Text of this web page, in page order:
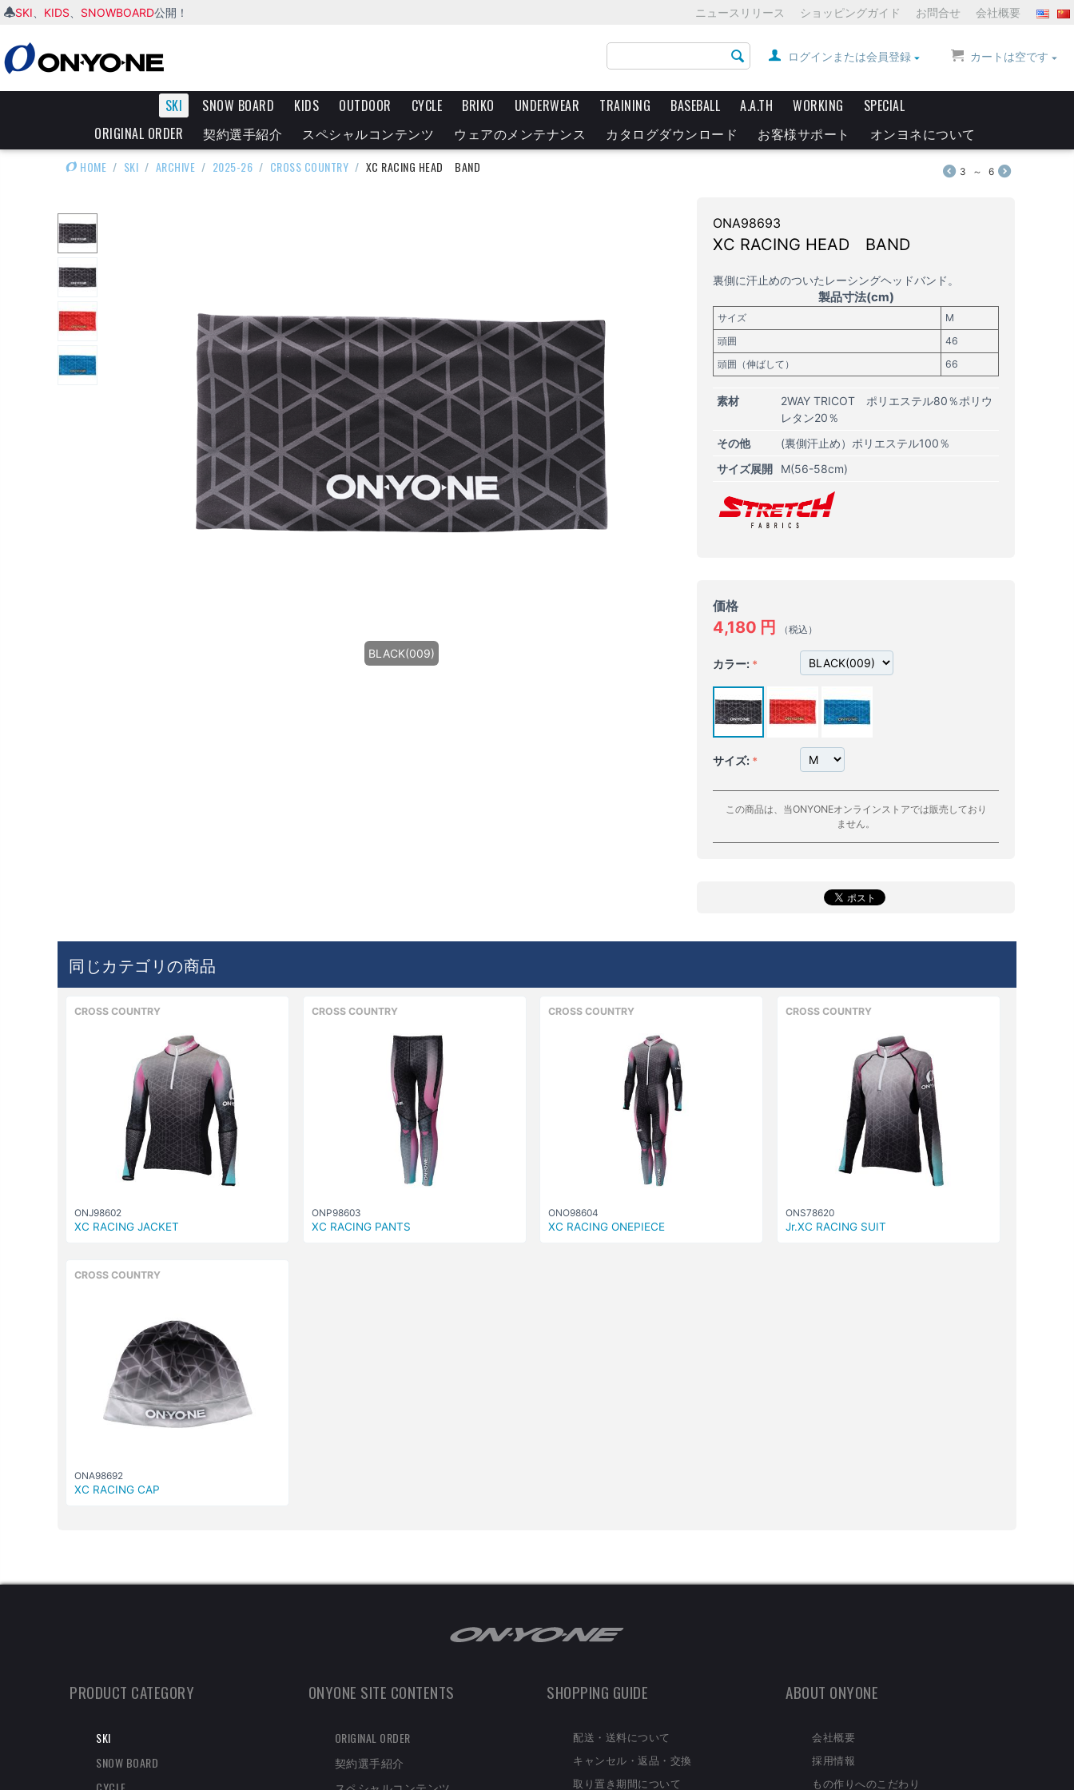
SKI KIDS SNOWBOARD公開！ ニュースリリース ショッピングガイド お問合せ 会社概要
カートは空です
ログインまたは会員登録
SKI SNOW BOARD KIDS OUTDOOR CYCLE BRIKO UNDERWEAR TRAINING BASEBALL A.A.TH WORKING
SPECIAL
ORIGINAL ORDER
契約選手紹介 スペシャルコンテンツ ウェアのメンテナンス カタログダウンロード お客様サポート オンヨネについて
HOME / SKI / ARCHIVE / 2025-26 / CROSS COUNTRY / XC RACING HEAD BAND 3 ～ 6
BLACK(009)
ONA98693
XC RACING HEAD BAND
裏側に汗止めのついたレーシングヘッドバンド。
製品寸法(cm)
サイズ
M
頭囲
46
頭囲（伸ばして）
66
素材
2WAY TRICOT ポリエステル80％ポリウ
レタン20％
その他
(裏側汗止め）ポリエステル100％
サイズ展開
M(56-58cm)
価格
4,180 円 （税込）
カラー:
サイズ:
この商品は、当ONYONEオンラインストアでは販売しており
ません。
同じカテゴリの商品
CROSS COUNTRY
ONJ98602
XC RACING JACKET
CROSS COUNTRY
ONP98603
XC RACING PANTS
CROSS COUNTRY
ONO98604
XC RACING ONEPIECE
CROSS COUNTRY
ONS78620
Jr.XC RACING SUIT
CROSS COUNTRY
ONA98692
XC RACING CAP
PRODUCT CATEGORY
SKI
SNOW BOARD
ONYONE SITE CONTENTS
ORIGINAL ORDER
契約選手紹介
SHOPPING GUIDE
配送・送料について
キャンセル・返品・交換
取り置き期間について
ABOUT ONYONE
会社概要
採用情報
もの作りへのこだわり